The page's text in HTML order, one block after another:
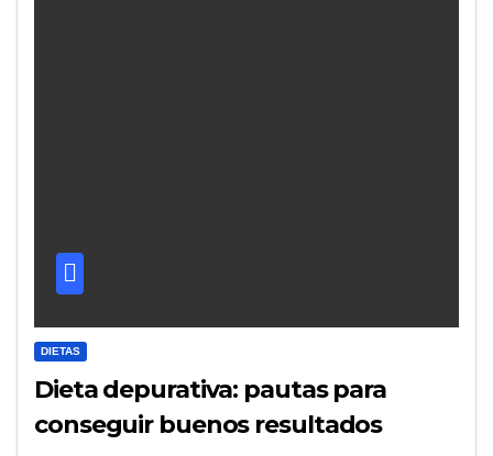
DIETAS
Dieta depurativa: pautas para
conseguir buenos resultados